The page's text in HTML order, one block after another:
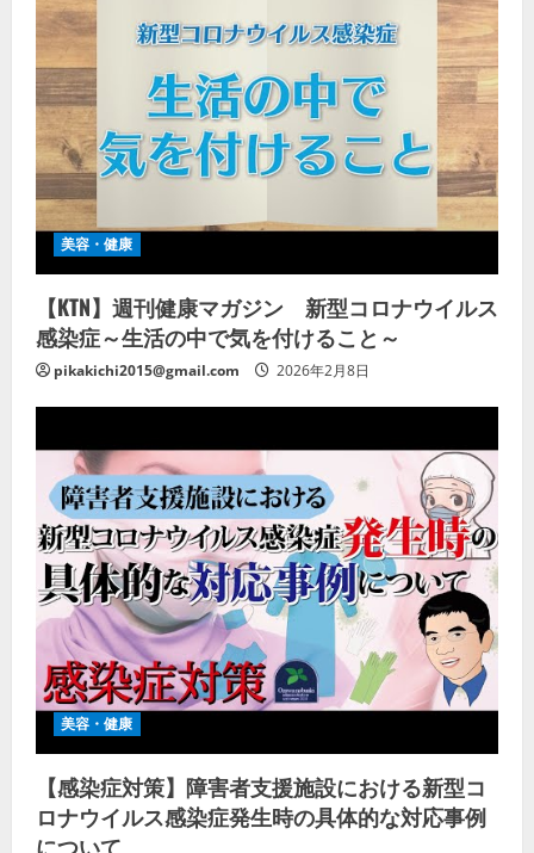
美容・健康
【KTN】週刊健康マガジン 新型コロナウイルス
感染症～生活の中で気を付けること～
pikakichi2015@gmail.com 2026年2月8日
美容・健康
【感染症対策】障害者支援施設における新型コ
ロナウイルス感染症発生時の具体的な対応事例
について